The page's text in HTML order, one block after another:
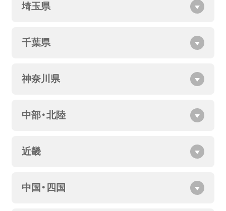
埼玉県
千葉県
神奈川県
中部・北陸
近畿
中国・四国